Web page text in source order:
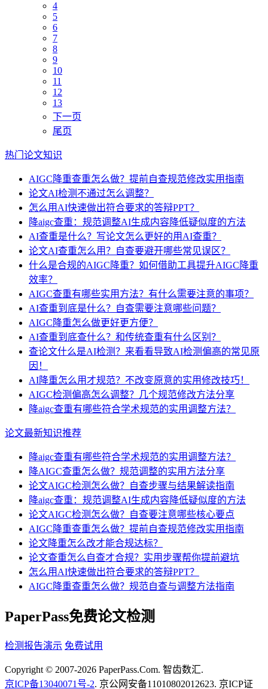
4
5
6
7
8
9
10
11
12
13
下一页
尾页
热门论文知识
AIGC降重查重怎么做？提前自查规范修改实用指南
论文AI检测不通过怎么调整？
怎么用AI快速做出符合要求的答辩PPT？
降aigc查重：规范调整AI生成内容降低疑似度的方法
AI查重是什么？写论文怎么更好的用AI查重？
论文AI查重怎么用？自查要避开哪些常见误区？
什么是合规的AIGC降重？如何借助工具提升AIGC降重
效率？
AIGC查重有哪些实用方法？有什么需要注意的事项？
AI查重到底是什么？自查需要注意哪些问题？
AIGC降重怎么做更好更方便？
AI查重到底查什么？和传统查重有什么区别？
查论文什么是AI检测？来看看导致AI检测偏高的常见原
因！
AI降重怎么用才规范？不改变原意的实用修改技巧！
AIGC检测偏高怎么调整？几个规范修改方法分享
降aigc查重有哪些符合学术规范的实用调整方法？
论文最新知识推荐
降aigc查重有哪些符合学术规范的实用调整方法？
降AIGC查重怎么做？规范调整的实用方法分享
论文AIGC检测怎么做？自查步骤与结果解读指南
降aigc查重：规范调整AI生成内容降低疑似度的方法
论文AIGC检测怎么做？自查要注意哪些核心要点
AIGC降重查重怎么做？提前自查规范修改实用指南
论文降重怎么改才能合规达标？
论文查重怎么自查才合规？实用步骤帮你提前避坑
怎么用AI快速做出符合要求的答辩PPT？
AIGC降重查重怎么做？规范自查与调整方法指南
PaperPass免费论文检测
检测报告演示 免费试用
Copyright © 2007-2026 PaperPass.Com. 智齿数汇.
京ICP备13040071号-2. 京公网安备11010802012623. 京ICP证